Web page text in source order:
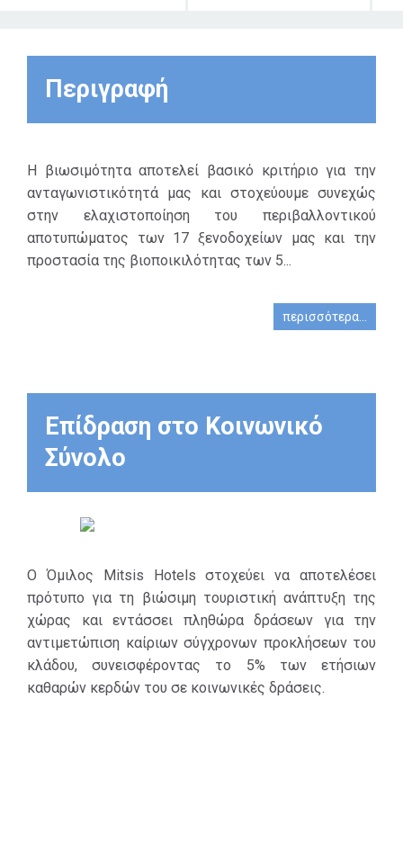
Περιγραφή
Η βιωσιμότητα αποτελεί βασικό κριτήριο για την
ανταγωνιστικότητά μας και στοχεύουμε συνεχώς
στην ελαχιστοποίηση του περιβαλλοντικού
αποτυπώματος των 17 ξενοδοχείων μας και την
προστασία της βιοποικιλότητας των 5...
περισσότερα...
Επίδραση στο Κοινωνικό
Σύνολο
Ο Όμιλος Mitsis Hotels στοχεύει να αποτελέσει
πρότυπο για τη βιώσιμη τουριστική ανάπτυξη της
χώρας και εντάσσει πληθώρα δράσεων για την
αντιμετώπιση καίριων σύγχρονων προκλήσεων του
κλάδου, συνεισφέροντας το 5% των ετήσιων
καθαρών κερδών του σε κοινωνικές δράσεις.